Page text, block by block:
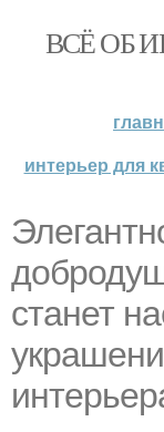
ВСЁ ОБ
интерьер для
станет